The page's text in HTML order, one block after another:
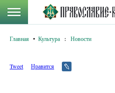
Главная Культура : Новости
Tweet Нравится